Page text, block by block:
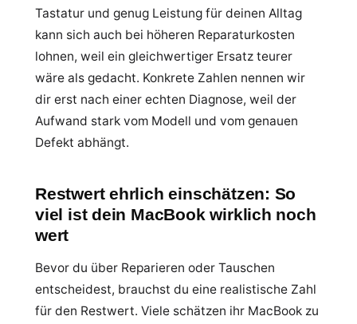
Tastatur und genug Leistung für deinen Alltag
kann sich auch bei höheren Reparaturkosten
lohnen, weil ein gleichwertiger Ersatz teurer
wäre als gedacht. Konkrete Zahlen nennen wir
dir erst nach einer echten Diagnose, weil der
Aufwand stark vom Modell und vom genauen
Defekt abhängt.
Restwert ehrlich einschätzen: So
viel ist dein MacBook wirklich noch
wert
Bevor du über Reparieren oder Tauschen
entscheidest, brauchst du eine realistische Zahl
für den Restwert. Viele schätzen ihr MacBook zu